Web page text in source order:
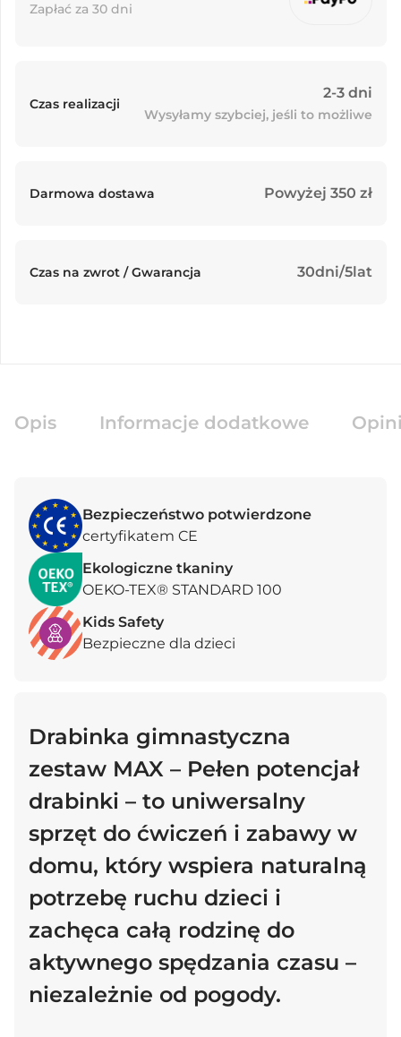
Zapłać za 30 dni
Czas realizacji
2-3 dni
Wysyłamy szybciej, jeśli to możliwe
Darmowa dostawa Powyżej 350 zł
Czas na zwrot / Gwarancja 30dni/5lat
Opis Informacje dodatkowe
Bezpieczeństwo potwierdzone
certyfikatem CE
Ekologiczne tkaniny
OEKO-TEX® STANDARD 100
Kids Safety
Bezpieczne dla dzieci
Drabinka gimnastyczna
zestaw MAX – Pełen potencjał
drabinki – to uniwersalny
sprzęt do ćwiczeń i zabawy w
domu, który wspiera naturalną
potrzebę ruchu dzieci i
zachęca całą rodzinę do
aktywnego spędzania czasu –
niezależnie od pogody.